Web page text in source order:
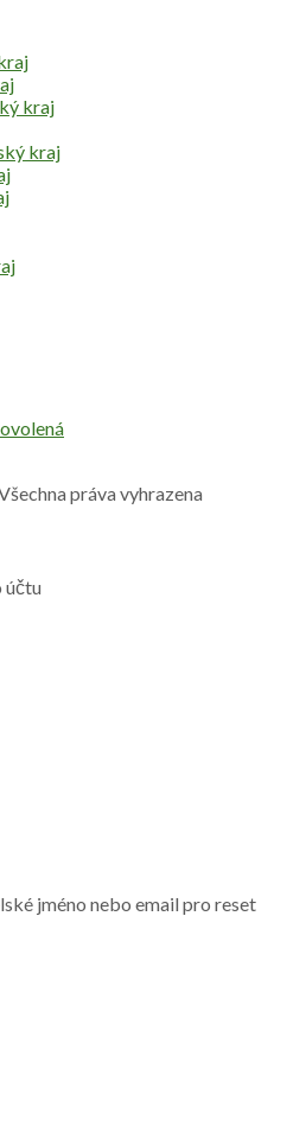
kraj
kraj
práva vyhrazena
účtu
jméno nebo email pro reset